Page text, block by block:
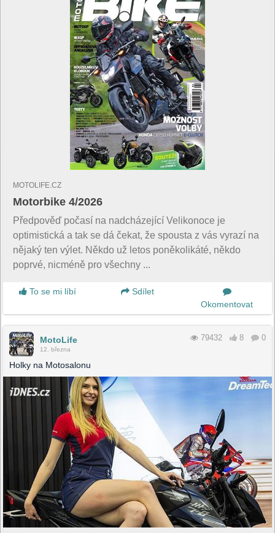
MOTOLIFE.CZ
Motorbike 4/2026
Předpověď počasí na nadcházející Velikonoce je
optimistická a tak se dá čekat, že spousta z vás vyrazí na
nějaký ten výlet. Někdo už letos poněkolikáté, někdo
poprvé, nicméně pro všechny ...
To se mi líbí
Sdílet
Okomentovat
MotoLife
12. března
79432 8 0
Holky na Motosalonu